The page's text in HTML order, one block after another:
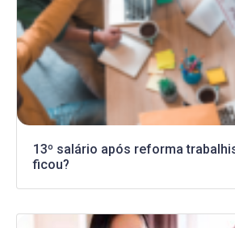
13º salário após reforma
ficou?